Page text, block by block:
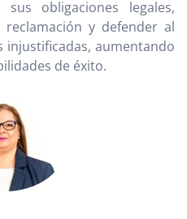
obligaciones legales,
y defender al
injustificadas, aumentando
de éxito.